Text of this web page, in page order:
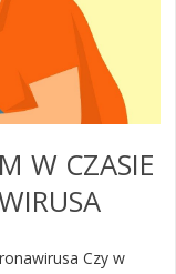
W CZASIE
Czy w